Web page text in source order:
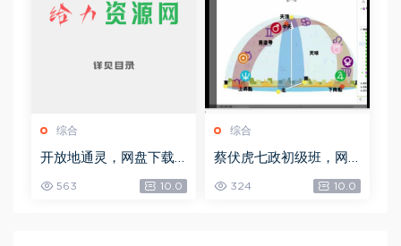
综合
开放地通灵，网盘下载
563 10.0
综合
蔡伏虎七政初级班，网
324 10.0